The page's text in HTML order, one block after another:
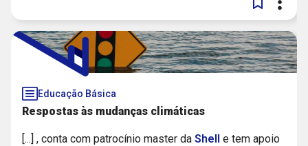
Educação Básica
Respostas às mudanças climáticas
[...] , conta com patrocínio master da Shell e tem apoio